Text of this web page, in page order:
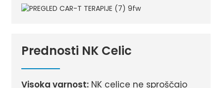
Prednosti NK Celic
Visoka varnost:NK celice ne sproščajo